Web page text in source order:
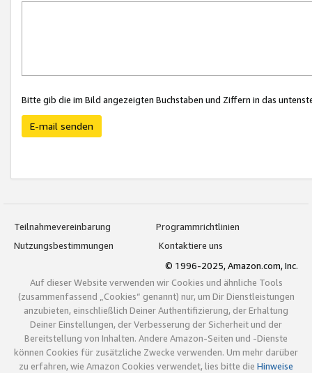
Bitte gib die im Bild angezeigten Buchstaben und Ziffern in das
E-mail senden
Teilnahmevereinbarung
Programmrichtlinien
Nutzungsbestimmungen
Kontaktiere uns
© 1996-2025, Amazon.com, Inc.
Auf dieser Website verwenden wir Cookies und ähnliche Tools
(zusammenfassend „Cookies“ genannt) nur, um Dir Dienstleistungen
anzubieten, einschließlich Deiner Authentifizierung, der Erhaltung
Deiner Einstellungen, der Verbesserung der Sicherheit und der
Bereitstellung von Inhalten. Andere Amazon-Seiten und -Dienste
können Cookies für zusätzliche Zwecke verwenden. Um mehr darüber
zu erfahren, wie Amazon Cookies verwendet, lies bitte die Hinweise